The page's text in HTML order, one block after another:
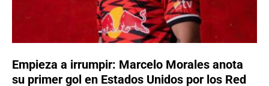
Empieza a irrumpir: Marcelo Morales anota
su primer gol en Estados Unidos por los Red